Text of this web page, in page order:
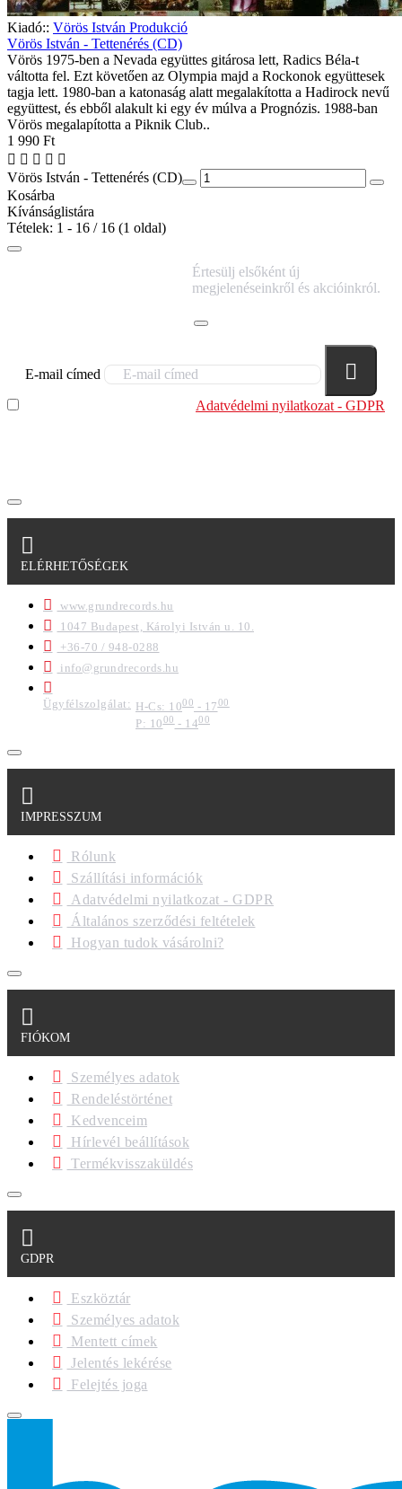
Kiadó:: Vörös István Produkció
Vörös István - Tettenérés (CD)
Vörös 1975-ben a Nevada együttes gitárosa lett, Radics Béla-t
váltotta fel. Ezt követően az Olympia majd a Rockonok együttesek
tagja lett. 1980-ban a katonaság alatt megalakította a Hadirock nevű
együttest, és ebből alakult ki egy év múlva a Prognózis. 1988-ban
Vörös megalapította a Piknik Club..
1 990 Ft
Vörös István - Tettenérés (CD)
Kosárba
Kívánságlistára
Tételek: 1 - 16 / 16 (1 oldal)
Értesülj elsőként új
megjelenéseinkről és akcióinkról.
E-mail címed
Adatvédelmi nyilatkozat - GDPR
ELÉRHETŐSÉGEK
www.grundrecords.hu
1047 Budapest, Károlyi István u. 10.
+36-70 / 948-0288
info@grundrecords.hu
Ügyfélszolgálat: H-Cs: 1000 - 1700
P: 1000- 1400
IMPRESSZUM
Rólunk
Szállítási információk
Adatvédelmi nyilatkozat - GDPR
Általános szerződési feltételek
Hogyan tudok vásárolni?
FIÓKOM
Személyes adatok
Rendeléstörténet
Kedvenceim
Hírlevél beállítások
Termékvisszaküldés
GDPR
Eszköztár
Személyes adatok
Mentett címek
Jelentés lekérése
Felejtés joga